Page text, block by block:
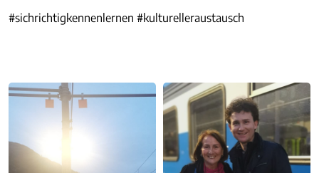
#sichrichtigkennenlernen #kulturelleraustausch